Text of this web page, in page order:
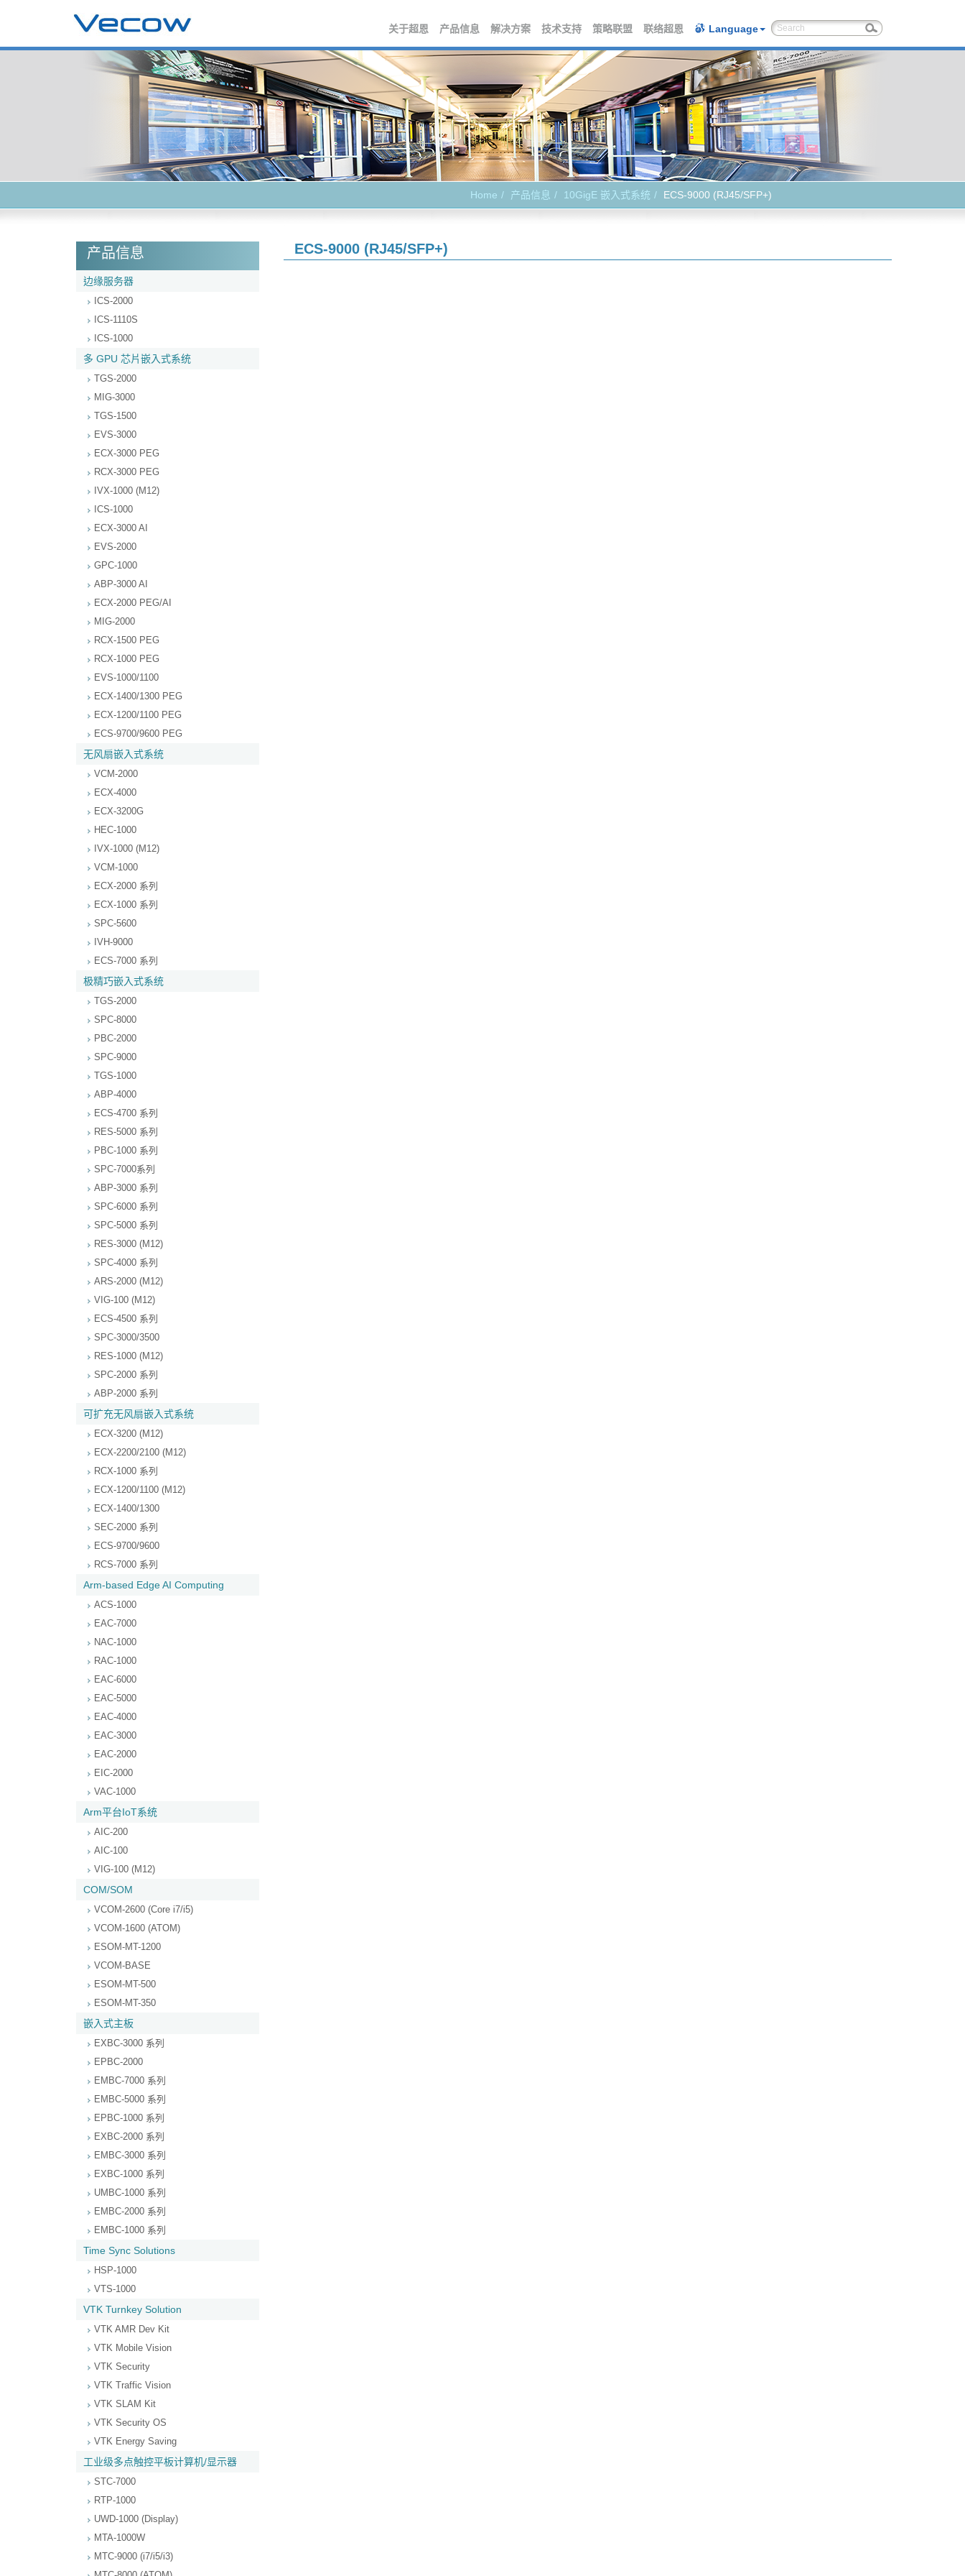
关于超恩 产品信息 解决方案 技术支持 策略联盟 联络超恩 Language
Home 产品信息 10GigE 嵌入式系统 ECS-9000 (RJ45/SFP+)
产品信息
边缘服务器
ICS-2000
ICS-1110S
ICS-1000
多 GPU 芯片嵌入式系统
TGS-2000
MIG-3000
TGS-1500
EVS-3000
ECX-3000 PEG
RCX-3000 PEG
IVX-1000 (M12)
ICS-1000
ECX-3000 AI
EVS-2000
GPC-1000
ABP-3000 AI
ECX-2000 PEG/AI
MIG-2000
RCX-1500 PEG
RCX-1000 PEG
EVS-1000/1100
ECX-1400/1300 PEG
ECX-1200/1100 PEG
ECS-9700/9600 PEG
无风扇嵌入式系统
VCM-2000
ECX-4000
ECX-3200G
HEC-1000
IVX-1000 (M12)
VCM-1000
ECX-2000 系列
ECX-1000 系列
SPC-5600
IVH-9000
ECS-7000 系列
极精巧嵌入式系统
TGS-2000
SPC-8000
PBC-2000
SPC-9000
TGS-1000
ABP-4000
ECS-4700 系列
RES-5000 系列
PBC-1000 系列
SPC-7000系列
ABP-3000 系列
SPC-6000 系列
SPC-5000 系列
RES-3000 (M12)
SPC-4000 系列
ARS-2000 (M12)
VIG-100 (M12)
ECS-4500 系列
SPC-3000/3500
RES-1000 (M12)
SPC-2000 系列
ABP-2000 系列
可扩充无风扇嵌入式系统
ECX-3200 (M12)
ECX-2200/2100 (M12)
RCX-1000 系列
ECX-1200/1100 (M12)
ECX-1400/1300
SEC-2000 系列
ECS-9700/9600
RCS-7000 系列
Arm-based Edge AI Computing
ACS-1000
EAC-7000
NAC-1000
RAC-1000
EAC-6000
EAC-5000
EAC-4000
EAC-3000
EAC-2000
EIC-2000
VAC-1000
Arm平台IoT系统
AIC-200
AIC-100
VIG-100 (M12)
COM/SOM
VCOM-2600 (Core i7/i5)
VCOM-1600 (ATOM)
ESOM-MT-1200
VCOM-BASE
ESOM-MT-500
ESOM-MT-350
嵌入式主板
EXBC-3000 系列
EPBC-2000
EMBC-7000 系列
EMBC-5000 系列
EPBC-1000 系列
EXBC-2000 系列
EMBC-3000 系列
EXBC-1000 系列
UMBC-1000 系列
EMBC-2000 系列
EMBC-1000 系列
Time Sync Solutions
HSP-1000
VTS-1000
VTK Turnkey Solution
VTK AMR Dev Kit
VTK Mobile Vision
VTK Security
VTK Traffic Vision
VTK SLAM Kit
VTK Security OS
VTK Energy Saving
工业级多点触控平板计算机/显示器
STC-7000
RTP-1000
UWD-1000 (Display)
MTA-1000W
MTC-9000 (i7/i5/i3)
ECS-9000 (RJ45/SFP+)